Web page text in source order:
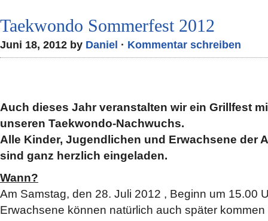
Taekwondo Sommerfest 2012
Juni 18, 2012 by Daniel · Kommentar schreiben
Auch dieses Jahr veranstalten wir ein Grillfest
unseren Taekwondo-Nachwuchs.
Alle Kinder, Jugendlichen und Erwachsene der
sind ganz herzlich eingeladen.
Wann?
Am Samstag, den 28. Juli 2012 , Beginn um 15.00
Erwachsene können natürlich auch später